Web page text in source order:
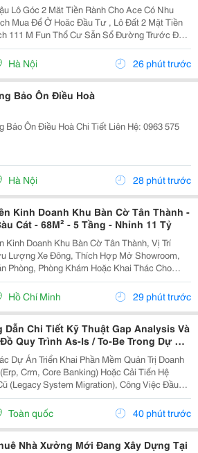
Nằm Mặt Đường Chục
Lô Góc 2 Măt Tiền Rành Cho Ace Có Nhu
Mua Để Ở Hoăc Đầu Tư , Lô Đất 2 Mặt Tiền
M Fun Thổ Cư Sẫn Sổ Đường Trước Đất
Đang Giải Nhựa Rộng 5,,5 M 2 Ô Tô Tránh
Vị Trí Đất Sát Trường Học Cấp 1 Thôn Thanh...
Hà Nội 26 phút trước
Bảo Ôn Điều Hoà
Điều Hoà Chi Tiết Liên Hệ: 0963 575
Hà Nội 28 phút trước
Kinh Doanh Khu Bàn Cờ Tân Thành -
Cát - 68M² - 5 Tầng - Nhỉnh 11 Tỷ
Kinh Doanh Khu Bàn Cờ Tân Thành, Vị Trí
Lượng Xe Đông, Thích Hợp Mở Showroom,
Phòng, Phòng Khám Hoặc Khai Thác Cho
Bật: Diện Tích: 68M&Sup2; Kết
Cấu: 4 Tầng + Sân Thượng 6 Phòng Ngủ Khép Kín...
Hồ Chí Minh 29 phút trước
Dẫn Chi Tiết Kỹ Thuật Gap Analysis Và
Quy Trình As-Is / To-Be Trong Dự Án
Đổi Số
Dự Án Triển Khai Phần Mềm Quản Trị Doanh
Crm, Core Banking) Hoặc Cải Tiến Hệ
(Legacy System Migration), Công Việc Đầu
Trọng Nhất Của It Ba Không Phải Là Nhảy
Kế Ngay Tính Năng Mới. Thay Vào Đó,...
Toàn quốc 40 phút trước
Nhà Xưởng Mới Đang Xây Dựng Tại